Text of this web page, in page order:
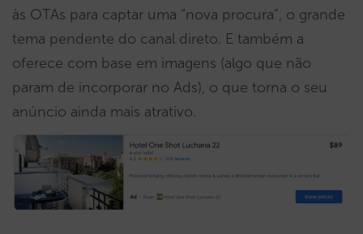
às OTAs para captar uma “nova procura”, o grande
tema pendente do canal direto. E também a
oferece com base em imagens (algo que não
param de incorporar no Ads), o que torna o seu
anúncio ainda mais atrativo.